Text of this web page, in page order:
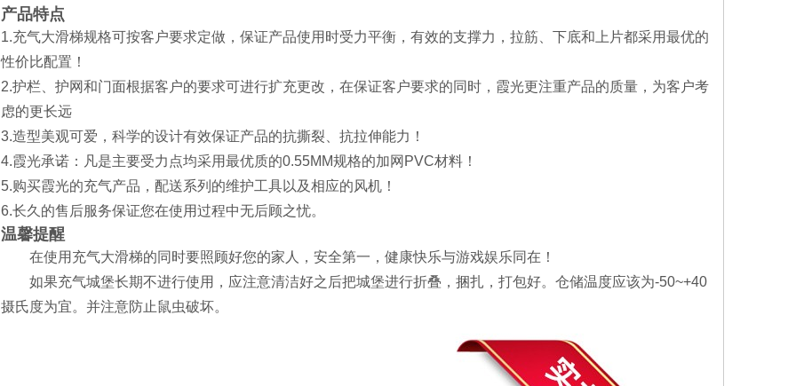
产品特点
1.充气大滑梯规格可按客户要求定做，保证产品使用时受力平衡，有效的支撑力，拉筋、下底和上片都采用最优的
性价比配置！
2.护栏、护网和门面根据客户的要求可进行扩充更改，在保证客户要求的同时，霞光更注重产品的质量，为客户考
虑的更长远
3.造型美观可爱，科学的设计有效保证产品的抗撕裂、抗拉伸能力！
4.霞光承诺：凡是主要受力点均采用最优质的0.55MM规格的加网PVC材料！
5.购买霞光的充气产品，配送系列的维护工具以及相应的风机！
6.长久的售后服务保证您在使用过程中无后顾之忧。
温馨提醒
在使用充气大滑梯的同时要照顾好您的家人，安全第一，健康快乐与游戏娱乐同在！
如果充气城堡长期不进行使用，应注意清洁好之后把城堡进行折叠，捆扎，打包好。仓储温度应该为-50~+40
摄氏度为宜。并注意防止鼠虫破坏。